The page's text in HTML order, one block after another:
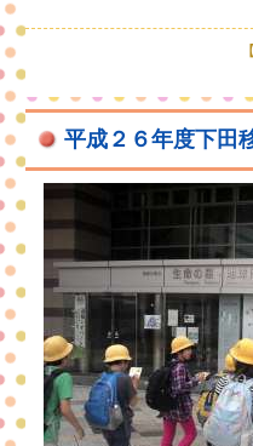
平成２６年度下田